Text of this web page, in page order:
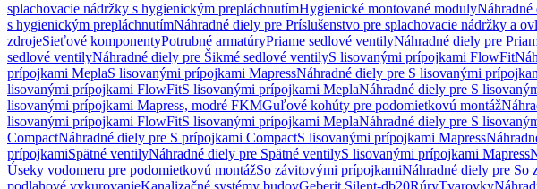
splachovacie nádržky s hygienickým prepláchnutímHygienické montované moduly
s hygienickým prepláchnutímNáhradné diely pre Príslušenstvo pre splachovacie nádržky a
zdrojeSieťové komponentyPotrubné armatúryPriame sedlové ventilyNáhradné diely pre
sedlové ventilyNáhradné diely pre Šikmé sedlové ventilyS lisovanými prípojkami FlowFit
prípojkami MeplaS lisovanými prípojkami MapressNáhradné diely pre S lisovanými
lisovanými prípojkami FlowFitS lisovanými prípojkami MeplaNáhradné diely pre S
lisovanými prípojkami Mapress, modré FKMGuľové kohúty pre podomietkovú montáž
lisovanými prípojkami FlowFitS lisovanými prípojkami MeplaNáhradné diely pre S
CompactNáhradné diely pre S prípojkami CompactS lisovanými prípojkami Mapress
prípojkamiSpätné ventilyNáhradné diely pre Spätné ventilyS lisovanými prípojkami Mapress
Úseky vodomeru pre podomietkovú montážSo závitovými prípojkamiNáhradné diely pre So
podlahové vykurovanieKanalizačné systémy budovGeberit Silent-db20RúryTvarovky